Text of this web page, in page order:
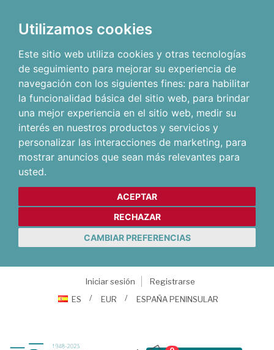
Utilizamos cookies
Este sitio web utiliza cookies y otras tecnologías
de seguimiento para mejorar su experiencia de
navegación con los siguientes fines: para habilitar
la funcionalidad básica del sitio web, para brindar
una mejor experiencia en el sitio web, medir su
interés en nuestros productos y servicios y
personalizar las interacciones de marketing, para
mostrar anuncios que sean más relevantes para
usted.
ACEPTAR
RECHAZAR
CAMBIAR PREFERENCIAS
Iniciar sesión
Registrarse
ES
EUR ESPAÑA PENINSULAR